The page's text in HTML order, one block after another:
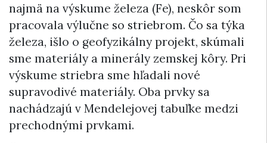
najmä na výskume železa (Fe), neskôr som
pracovala výlučne so striebrom. Čo sa týka
železa, išlo o geofyzikálny projekt, skúmali
sme materiály a minerály zemskej kôry. Pri
výskume striebra sme hľadali nové
supravodivé materiály. Oba prvky sa
nachádzajú v Mendelejovej tabuľke medzi
prechodnými prvkami.